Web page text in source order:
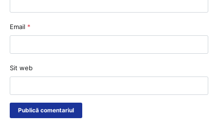
Email *
Sit web